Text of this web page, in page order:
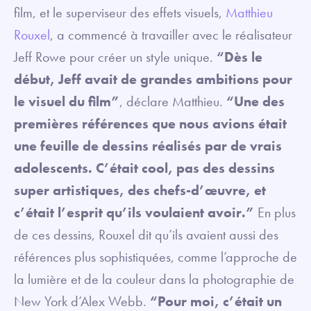
film, et le superviseur des effets visuels, Matthieu
Rouxel, a commencé à travailler avec le réalisateur
Jeff Rowe pour créer un style unique. “Dès le
début, Jeff avait de grandes ambitions pour
le visuel du film”, déclare Matthieu. “Une des
premières références que nous avions était
une feuille de dessins réalisés par de vrais
adolescents. C’était cool, pas des dessins
super artistiques, des chefs-d’œuvre, et
c’était l’esprit qu’ils voulaient avoir.” En plus
de ces dessins, Rouxel dit qu’ils avaient aussi des
références plus sophistiquées, comme l’approche de
la lumière et de la couleur dans la photographie de
New York d’Alex Webb. “Pour moi, c’était un